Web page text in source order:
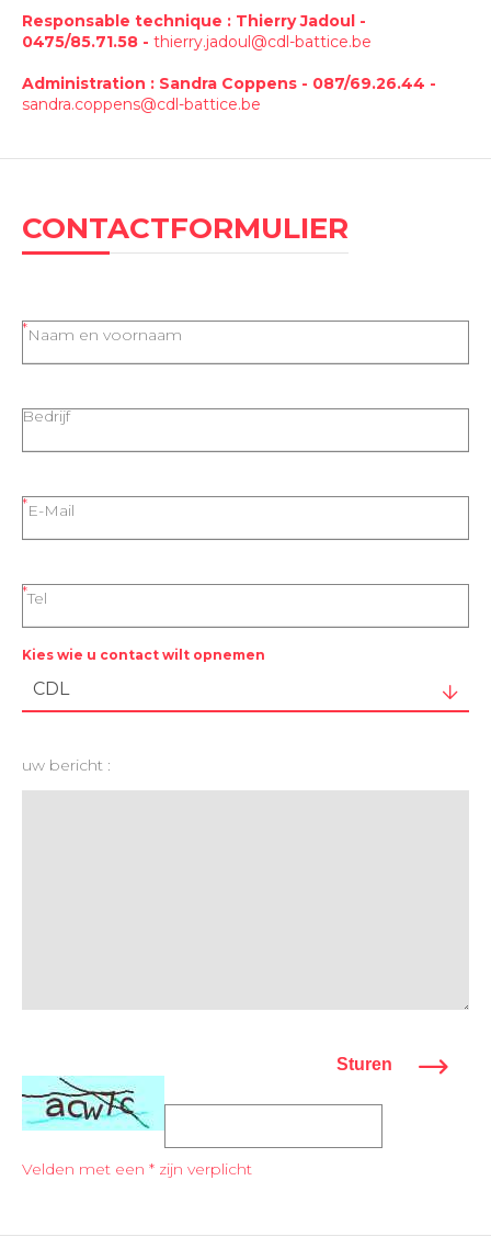
Responsable technique : Thierry Jadoul -
0475/85.71.58 - thierry.jadoul@cdl-battice.be
Administration : Sandra Coppens - 087/69.26.44 -
sandra.coppens@cdl-battice.be
CONTACTFORMULIER
Naam en voornaam
Bedrijf
E-Mail
Tel
Kies wie u contact wilt opnemen
uw bericht :
Sturen
Velden met een * zijn verplicht